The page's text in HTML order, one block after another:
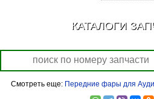
Смотреть еще: Передние фары для
КАТАЛОГИ